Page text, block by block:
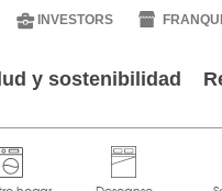
INVESTORS
y sostenibilidad